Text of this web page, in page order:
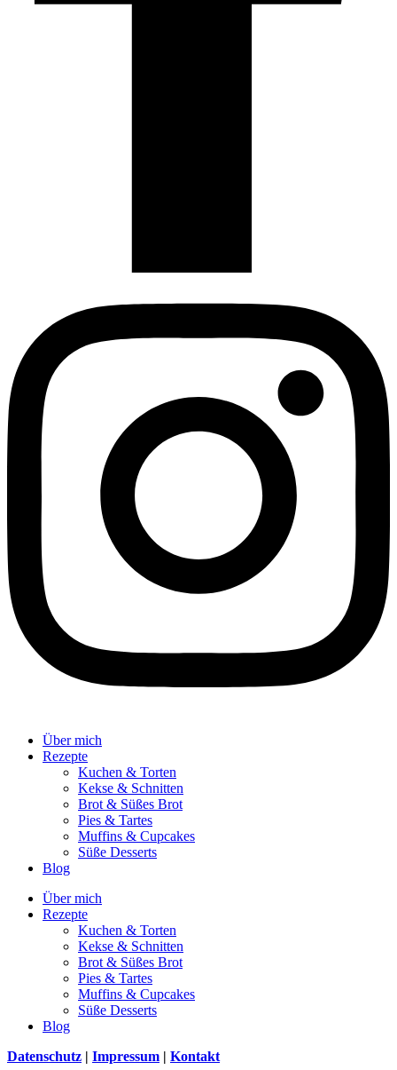
Über mich
Rezepte
Kuchen & Torten
Kekse & Schnitten
Brot & Süßes Brot
Pies & Tartes
Muffins & Cupcakes
Süße Desserts
Blog
Über mich
Rezepte
Kuchen & Torten
Kekse & Schnitten
Brot & Süßes Brot
Pies & Tartes
Muffins & Cupcakes
Süße Desserts
Blog
Datenschutz | Impressum | Kontakt